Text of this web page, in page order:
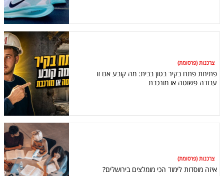
צרכנות (פרסומת)
פתיחת פתח בקיר בטון בבית: מה קובע אם זו
עבודה פשוטה או מורכבת
צרכנות (פרסומת)
איזה מוסדות לימוד הכי מומלצים בירושלים?